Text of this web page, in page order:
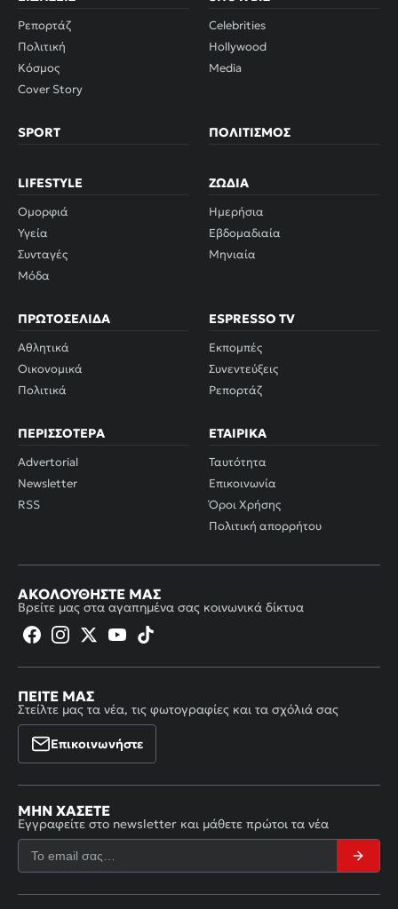
Ρεπορτάζ
Πολιτική
Κόσμος
Cover Story
Celebrities
Hollywood
Media
SPORT ΠΟΛΙΤΙΣΜΌΣ
LIFESTYLE
Ομορφιά
Υγεία
Συνταγές
Μόδα
ΖΏΔΙΑ
Ημερήσια
Εβδομαδιαία
Μηνιαία
ΠΡΩΤΟΣΈΛΙΔΑ
Αθλητικά
Οικονομικά
Πολιτικά
ESPRESSO TV
Εκπομπές
Συνεντεύξεις
Ρεπορτάζ
ΠΕΡΙΣΣΌΤΕΡΑ
Advertorial
Newsletter
RSS
ΕΤΑΙΡΙΚΆ
Ταυτότητα
Επικοινωνία
Όροι Χρήσης
Πολιτική απορρήτου
ΑΚΟΛΟΥΘΉΣΤΕ ΜΑΣ
Βρείτε μας στα αγαπημένα σας κοινωνικά δίκτυα
ΠΕΊΤΕ ΜΑΣ
Στείλτε μας τα νέα, τις φωτογραφίες και τα σχόλιά σας
Επικοινωνήστε
ΜΗΝ ΧΆΣΕΤΕ
Εγγραφείτε στο newsletter και μάθετε πρώτοι τα νέα